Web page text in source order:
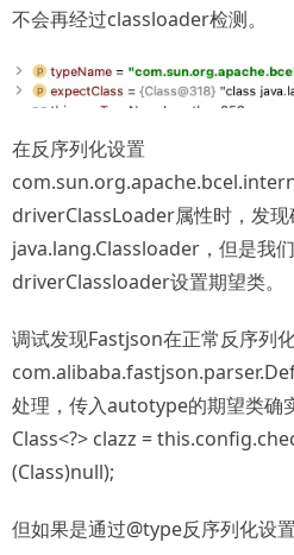
不会再经过classloader检测。
在反序列化设置
driverClassLoader属性时，发
java.lang.Classloader，但是我
driverClassloader设置期望类。
调试发现Fastjson在正常反序列化
处理，传入autotype的期望类确
Class<?> clazz =
(Class)null);
但如果是通过@type反序列化设